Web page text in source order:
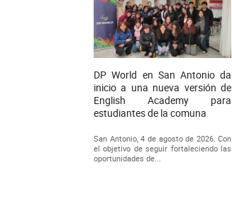
DP World en San Antonio da
inicio a una nueva versión de
English Academy para
estudiantes de la comuna
San Antonio, 4 de agosto de 2026. Con
el objetivo de seguir fortaleciendo las
oportunidades de...